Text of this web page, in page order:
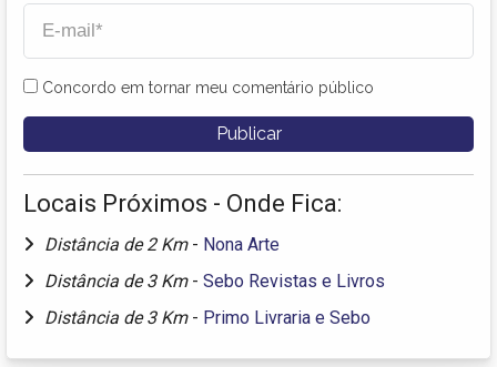
Concordo em tornar meu comentário público
Locais Próximos - Onde Fica:
Distância de 2 Km - Nona Arte
Distância de 3 Km - Sebo Revistas e Livros
Distância de 3 Km - Primo Livraria e Sebo